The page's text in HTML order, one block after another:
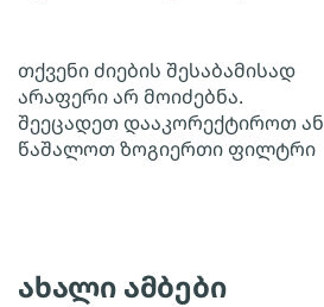
თქვენი ძიების შესაბამისად
არაფერი არ მოიძებნა.
შეეცადეთ დააკორექტიროთ ან
წაშალოთ ზოგიერთი ფილტრი
ახალი ამბები